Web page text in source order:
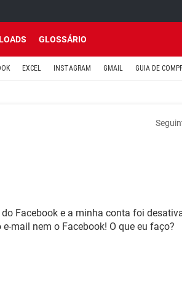
GLOSSÁRIO
EXCEL INSTAGRAM GMAIL GUIA DE
Facebook e a minha conta foi
mail nem o Facebook! O que eu faço?